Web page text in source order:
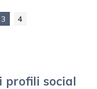
3 4
profili social